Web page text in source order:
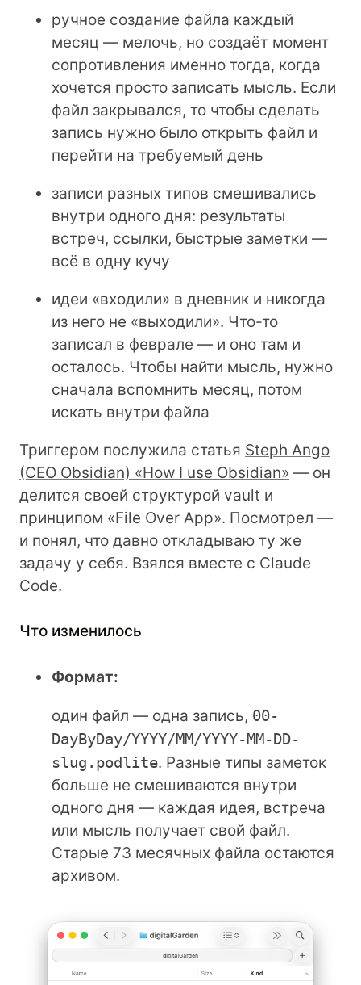
ручное создание файла каждый
месяц — мелочь, но создаёт момент
сопротивления именно тогда, когда
хочется просто записать мысль. Если
файл закрывался, то чтобы сделать
запись нужно было открыть файл и
перейти на требуемый день
записи разных типов смешивались
внутри одного дня: результаты
встреч, ссылки, быстрые заметки —
всё в одну кучу
идеи «входили» в дневник и никогда
из него не «выходили». Что-то
записал в феврале — и оно там и
осталось. Чтобы найти мысль, нужно
сначала вспомнить месяц, потом
искать внутри файла
Триггером послужила статья Steph Ango
(CEO Obsidian) «How I use Obsidian» — он
делится своей структурой vault и
принципом «File Over App». Посмотрел —
и понял, что давно откладываю ту же
задачу у себя. Взялся вместе с Claude
Code.
Что изменилось
Формат:
один файл — одна запись, 00-
DayByDay/YYYY/MM/YYYY-MM-DD-
slug.podlite. Разные типы заметок
больше не смешиваются внутри
одного дня — каждая идея, встреча
или мысль получает свой файл.
Старые 73 месячных файла остаются
архивом.